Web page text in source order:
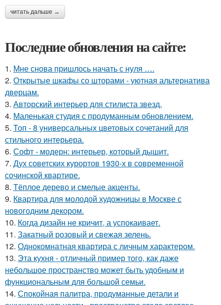
читать дальше →
Последние обновления на сайте:
1. Мне снова пришлось начать с нуля ….
2. Открытые шкафы со шторами - уютная альтернатива
дверцам.
3. Авторский интерьер для стилиста звезд.
4. Маленькая студия с продуманным обновлением.
5. Топ - 8 универсальных цветовых сочетаний для
стильного интерьера.
6. Софт - модерн: интерьер, который дышит.
7. Дух советских курортов 1930-х в современной
сочинской квартире.
8. Тёплое дерево и смелые акценты.
9. Квартира для молодой художницы в Москве с
новогодним декором.
10. Когда дизайн не кричит, а успокаивает.
11. Закатный розовый и свежая зелень.
12. Однокомнатная квартира с личным характером.
13. Эта кухня - отличный пример того, как даже
небольшое пространство может быть удобным и
функциональным для большой семьи.
14. Спокойная палитра, продуманные детали и